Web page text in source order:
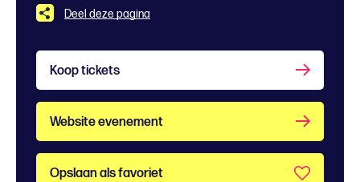
Deel deze pagina
Koop tickets
Website evenement
Opslaan als favoriet